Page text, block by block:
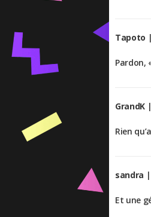
Tapoto |
Pardon,
GrandK |
Rien
sandra |
Et une